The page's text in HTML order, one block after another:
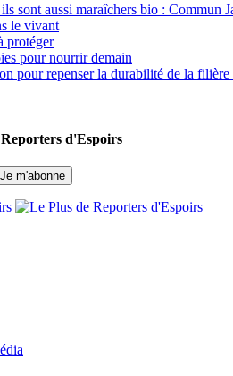
sont aussi maraîchers bio : Commun
le vivant
protéger
pour nourrir demain
pour repenser la durabilité de la
d'Espoirs